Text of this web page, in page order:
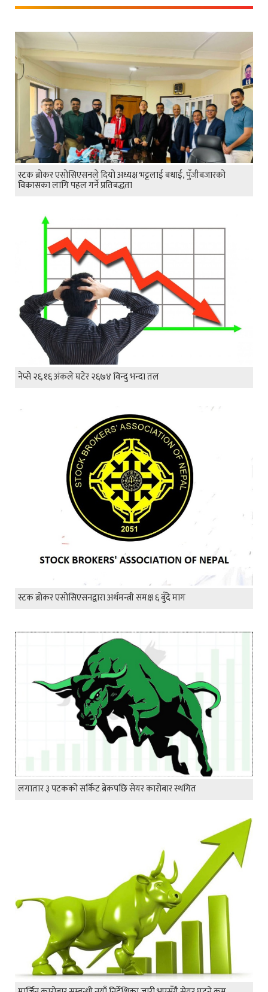
स्टक ब्रोकर एसोसिएसनले दियो अध्यक्ष भट्टलाई बधाई, पुँजीबजारको
विकासका लागि पहल गर्ने प्रतिबद्धता
नेप्से २६.१६ अंकले घटेर २६७४ विन्दु भन्दा तल
स्टक ब्रोकर एसोसिएसनद्वारा अर्थमन्त्री समक्ष ६ बुँदे माग
लगातार ३ पटकको सर्किट ब्रेकपछि सेयर कारोबार स्थगित